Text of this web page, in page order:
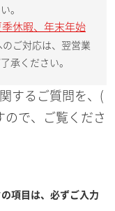
。
休暇、年末年始
ご対応は、翌営業
承ください。
するご質問を、(
ので、ご覧くださ
項目は、必ずご入力